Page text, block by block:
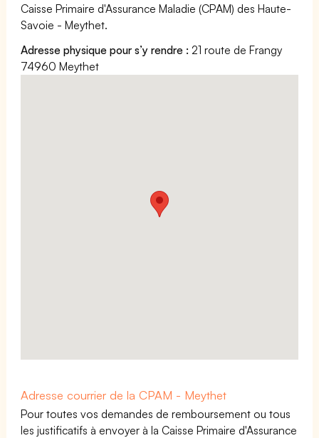
Caisse Primaire d'Assurance Maladie (CPAM) des Haute-
Savoie - Meythet.
Adresse physique pour s’y rendre : 21 route de Frangy
74960 Meythet
Adresse courrier de la CPAM - Meythet
Pour toutes vos demandes de remboursement ou tous
les justificatifs à envoyer à la Caisse Primaire d'Assurance